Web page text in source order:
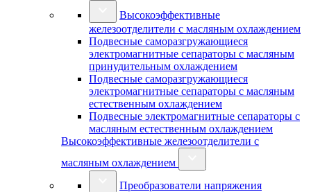
Высокоэффективные
железоотделители с масляным охлаждением
Подвесные саморазгружающиеся
электромагнитные сепараторы с масляным
принудительным охлаждением
Подвесные саморазгружающиеся
электромагнитные сепараторы с масляным
естественным охлаждением
Подвесные электромагнитные сепараторы с
масляным естественным охлаждением
Высокоэффективные железоотделители с
масляным охлаждением
Преобразователи напряжения